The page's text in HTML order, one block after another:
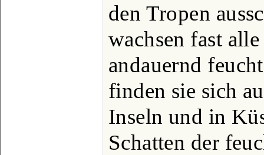
den Tropen
wachsen fast
andauernd
finden sie sich
Inseln und in
Schatten der